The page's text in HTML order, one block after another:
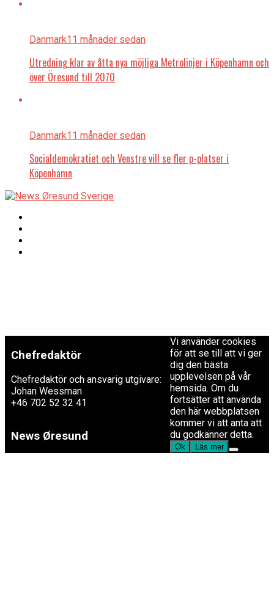
Danmark11 månader sedan
Utredning klar av åtta nya möjliga Metrolinjer i Köpenhamn och
över Öresund till 2070
Danmark11 månader sedan
Socialdemokratiet och Venstre vill se fler p-platser i
Köpenhamn
Chefredaktör
Chefredaktör och ansvarig utgivare:
Johan Wessman
+46 702 52 32 41
News Øresund
Vi använder cookies
för att se till att vi ger
dig den bästa
upplevelsen på vår
hemsida. Om du
fortsätter att använda
den här webbplatsen
kommer vi att anta att
du godkänner detta.
Ok Läs mer